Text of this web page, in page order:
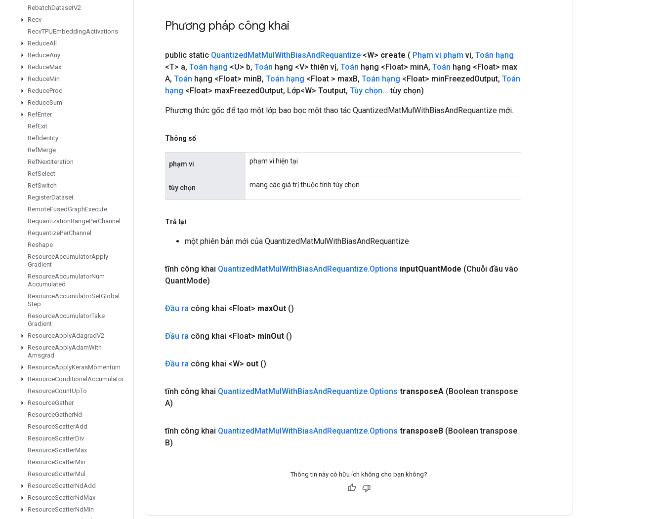
RebatchDatasetV2
Recv
RecvTPUEmbeddingActivations
ReduceAll
ReduceAny
ReduceMax
ReduceMin
ReduceProd
ReduceSum
RefEnter
RefExit
RefIdentity
RefMerge
RefNextIteration
RefSelect
RefSwitch
RegisterDataset
RemoteFusedGraphExecute
RequantizationRangePerChannel
RequantizePerChannel
Reshape
ResourceAccumulatorApply
Gradient
ResourceAccumulatorNum
Accumulated
ResourceAccumulatorSetGlobal
Step
ResourceAccumulatorTake
Gradient
ResourceApplyAdagradV2
ResourceApplyAdamWith
Amsgrad
ResourceApplyKerasMomentum
ResourceConditional Accumulator
ResourceCountUpTo
ResourceGather
ResourceGatherNd
ResourceScatterAdd
ResourceScatterDiv
ResourceScatterMax
ResourceScatterMin
ResourceScatterMul
ResourceScatterNdAdd
ResourceScatterNdMax
ResourceScatterNdMin
Phương pháp công khai
public static QuantizedMatMulWithBiasAndRequantize <W> create ( Phạm vi phạm vi, Toán hạng
<T> a, Toán hạng <U> b, Toán hạng <V> thiên vị, Toán hạng <Float> minA, Toán hạng <Float> max
A, Toán hạng <Float> minB, Toán hạng <Float > maxB, Toán hạng <Float> minFreezedOutput, Toán
hạng <Float> maxFreezedOutput, Lớp<W> Toutput, Tùy chọn... tùy chọn)
Phương thức gốc để tạo một lớp bao bọc một thao tác QuantizedMatMulWithBiasAndRequantize mới.
Thông số
phạm vi phạm vi hiện tại
tùy chọn mang các giá trị thuộc tính tùy chọn
Trả lại
một phiên bản mới của QuantizedMatMulWithBiasAndRequantize
tĩnh công khai QuantizedMatMulWithBiasAndRequantize.Options inputQuantMode (Chuỗi đầu vào
QuantMode)
Đầu ra công khai <Float> maxOut ()
Đầu ra công khai <Float> minOut ()
Đầu ra công khai <W> out ()
tĩnh công khai QuantizedMatMulWithBiasAndRequantize.Options transposeA (Boolean transpose
A)
tĩnh công khai QuantizedMatMulWithBiasAndRequantize.Options transposeB (Boolean transpose
B)
Thông tin này có hữu ích không cho bạn không?